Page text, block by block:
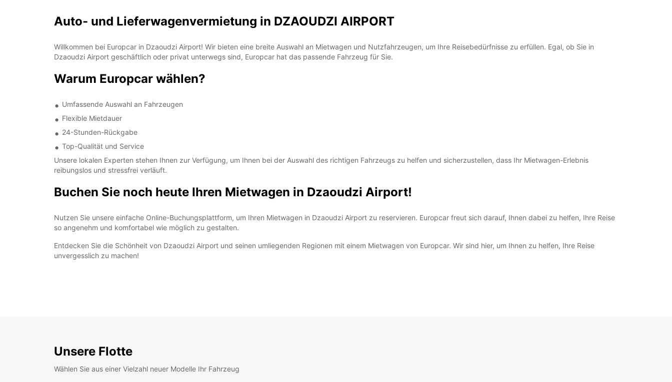
Öffnungszeiten bearbeitet werden. Öffnungszeiten an
Auto- und Lieferwagenvermietung in DZAOUDZI AIRPORT
Willkommen bei Europcar in Dzaoudzi Airport! Wir bieten eine breite Auswahl an Mietwagen und Nutzfahrzeugen, um Ihre Reisebedürfnisse zu erfüllen. Egal, ob Sie in
Dzaoudzi Airport geschäftlich oder privat unterwegs sind, Europcar hat das passende Fahrzeug für Sie.
Warum Europcar wählen?
Umfassende Auswahl an Fahrzeugen
Flexible Mietdauer
24-Stunden-Rückgabe
Top-Qualität und Service
Unsere lokalen Experten stehen Ihnen zur Verfügung, um Ihnen bei der Auswahl des richtigen Fahrzeugs zu helfen und sicherzustellen, dass Ihr Mietwagen-Erlebnis
reibungslos und stressfrei verläuft.
Buchen Sie noch heute Ihren Mietwagen in Dzaoudzi Airport!
Nutzen Sie unsere einfache Online-Buchungsplattform, um Ihren Mietwagen in Dzaoudzi Airport zu reservieren. Europcar freut sich darauf, Ihnen dabei zu helfen, Ihre Reise
so angenehm und komfortabel wie möglich zu gestalten.
Entdecken Sie die Schönheit von Dzaoudzi Airport und seinen umliegenden Regionen mit einem Mietwagen von Europcar. Wir sind hier, um Ihnen zu helfen, Ihre Reise
unvergesslich zu machen!
Unsere Flotte
Wählen Sie aus einer Vielzahl neuer Modelle Ihr Fahrzeug